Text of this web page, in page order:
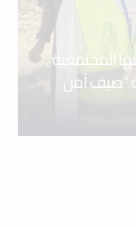
المجتمعية
“صيف آمن